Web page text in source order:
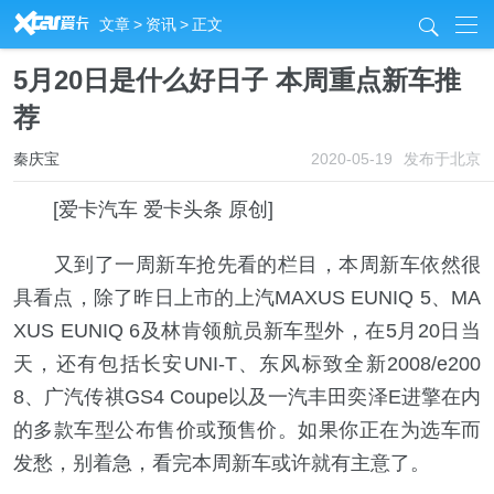
R 文章> 资讯>正文 j
5月20日是什么好日子 本周重点新车推
荐
2020-05-19 发布于北京
秦庆宝
[爱卡汽车 爱卡头条 原创]
又到了一周新车抢先看的栏目，本周新车依然很
具看点，除了昨日上市的上汽MAXUS EUNIQ 5、MA
XUS EUNIQ 6及林肯领航员新车型外，在5月20日当
天，还有包括长安UNI-T、东风标致全新2008/e200
8、广汽传祺GS4 Coupe以及一汽丰田奕泽E进擎在内
的多款车型公布售价或预售价。如果你正在为选车而
发愁，别着急，看完本周新车或许就有主意了。